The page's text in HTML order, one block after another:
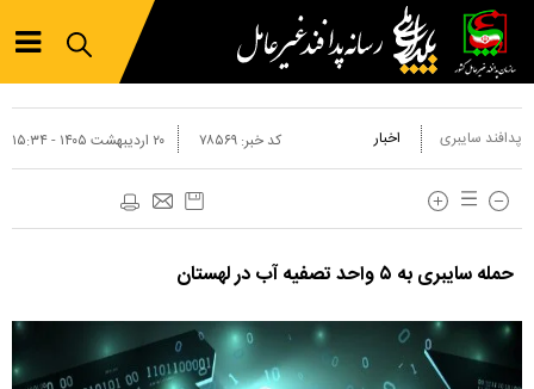
پدافند سایبری اخبار ۲۰ ارديبهشت ۱۴۰۵ - ۱۵:۳۴ کد خبر: ۷۸۵۶۹
حمله سایبری به ۵ واحد تصفیه آب در لهستان